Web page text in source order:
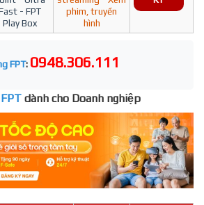
- FPT
Play Box
phim, truyền
hình
FPT: 0948.306.111
dành cho Doanh nghiệp